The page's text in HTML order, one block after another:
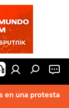
en una protesta